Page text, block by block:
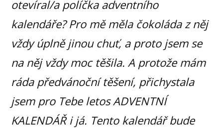
otevíral/a políčka adventního
kalendáře? Pro mě měla čokoláda z něj
vždy úplně jinou chuť, a proto jsem se
na něj vždy moc těšila.A protože mám
ráda předvánoční těšení, přichystala
jsem pro Tebe letos ADVENTNÍ
KALENDÁŘ i já. Tento kalendář bude